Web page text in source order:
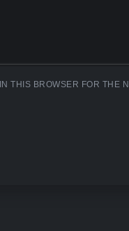
THIS BROWSER FOR THE